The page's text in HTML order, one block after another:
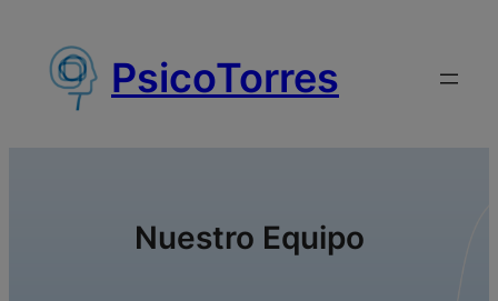
contenido
PsicoTorres
Nuestro Equipo